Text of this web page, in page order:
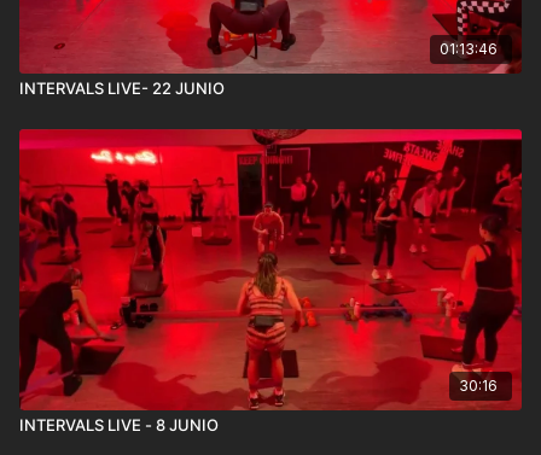
01:13:46
INTERVALS LIVE- 22 JUNIO
30:16
INTERVALS LIVE - 8 JUNIO